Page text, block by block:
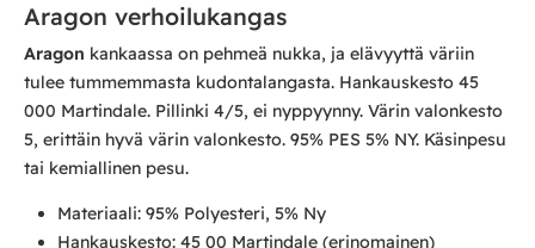
Aragon verhoilukangas
Aragon kankaassa on pehmeä nukka, ja elävyyttä väriin
tulee tummemmasta kudontalangasta. Hankauskesto 45
000 Martindale. Pillinki 4/5, ei nyppyynny. Värin valonkesto
5, erittäin hyvä värin valonkesto. 95% PES 5% NY. Käsinpesu
tai kemiallinen pesu.
Materiaali: 95% Polyesteri, 5% Ny
Hankauskesto: 45 00 Martindale (erinomainen)